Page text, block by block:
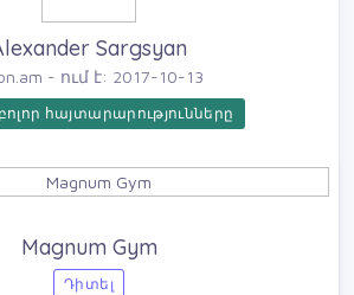
Sargsyan
- ում է: 2017-10-13
հայտարարությունները
Magnum Gym
Դիտել